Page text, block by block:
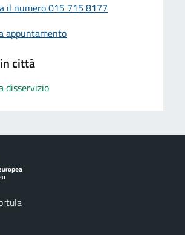
il numero 015 715 8177
appuntamento
città
disservizio